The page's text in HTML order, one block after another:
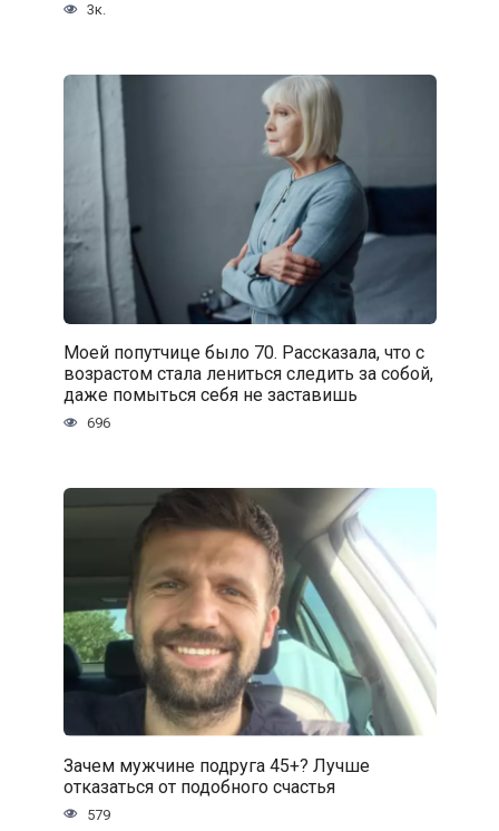
3к.
Моей попутчице было 70. Рассказала, что с
возрастом стала лениться следить за собой,
даже помыться себя не заставишь
696
Зачем мужчине подруга 45+? Лучше
отказаться от подобного счастья
579